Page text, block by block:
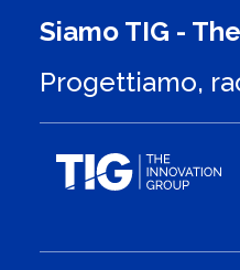
Siamo TIG -
Progettiamo,